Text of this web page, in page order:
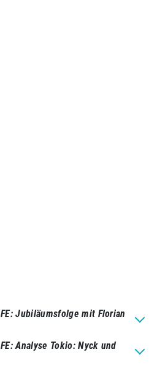
FE: Jubiläumsfolge mit Florian
FE: Analyse Tokio: Nyck und